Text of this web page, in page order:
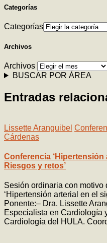
Categorías
Categorías
Archivos
Archivos
BUSCAR POR ÁREA
Entradas
Lissette Aranguibel
Cárdenas
Conferencia ‘Hipertensión
Riesgos y retos’
Sesión ordinaria con motivo
‘Hipertensión arterial en el
Ponente:– Dra. Lissette
Especialista en Cardiología
Cardiología del HULA.